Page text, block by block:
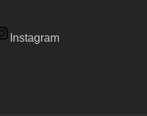
Instagram